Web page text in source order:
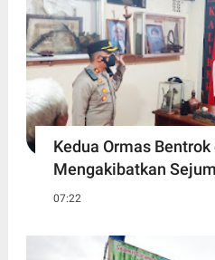
Kedua Ormas
Mengakibatkan
07:22